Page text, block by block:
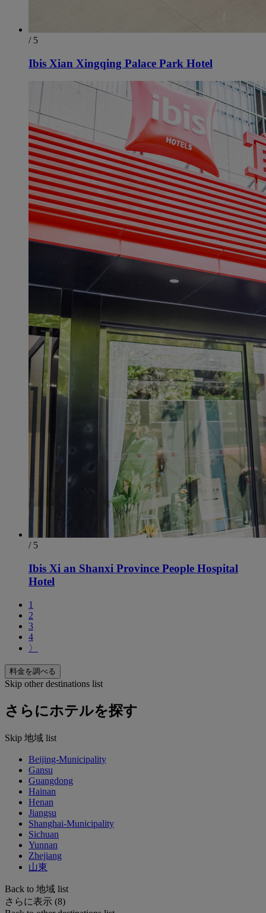
/ 5
Ibis Xian Xingqing Palace Park Hotel
/ 5
Ibis Xi an Shanxi Province People Hospital
Hotel
1
2
3
4
〉
料金を調べる
Skip other destinations list
さらにホテルを探す
Skip 地域 list
Beijing-Municipality
Gansu
Guangdong
Hainan
Henan
Jiangsu
Shanghai-Municipality
Sichuan
Yunnan
Zhejiang
山東
Back to 地域 list
さらに表示 (8)